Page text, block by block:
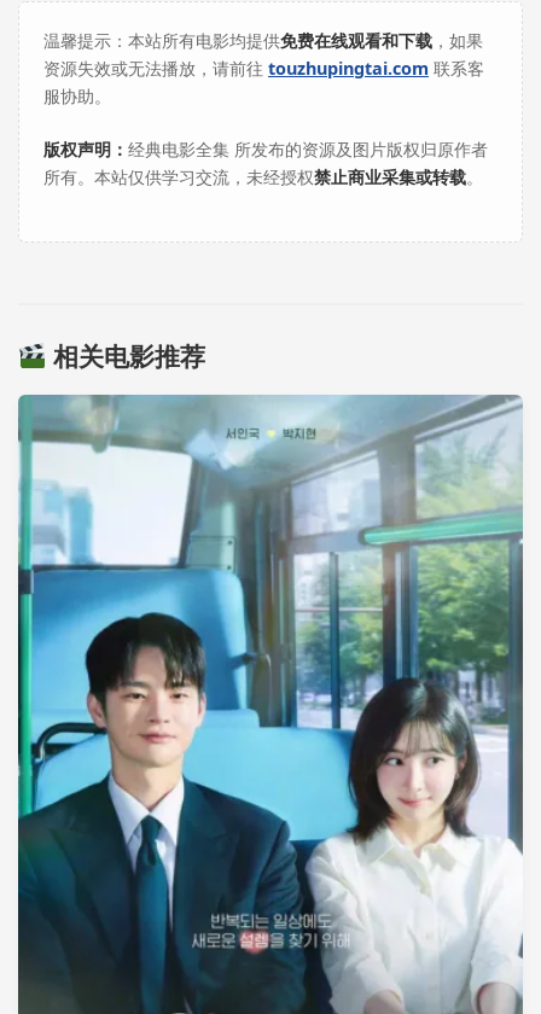
温馨提示：本站所有电影均提供免费在线观看和下载 ，如果
资源失效或无法播放，请前往 touzhupingtai.com 联系客
服协助。
版权声明： 经典电影全集 所发布的资源及图片版权归原作者
所有。本站仅供学习交流，未经授权禁止商业采集或转载。
相关电影推荐